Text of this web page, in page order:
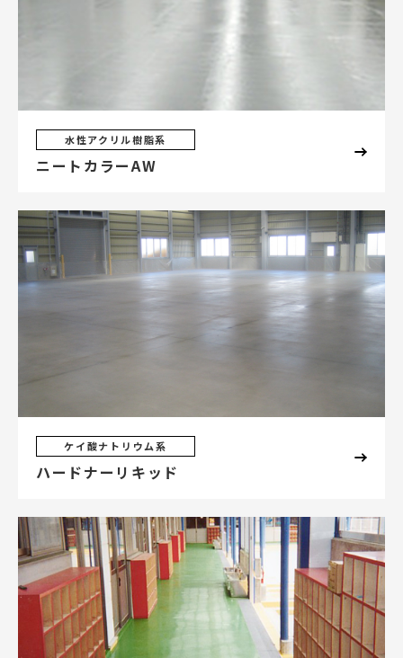
水性アクリル樹脂系
ニートカラーAW
ケイ酸ナトリウム系
ハードナーリキッド